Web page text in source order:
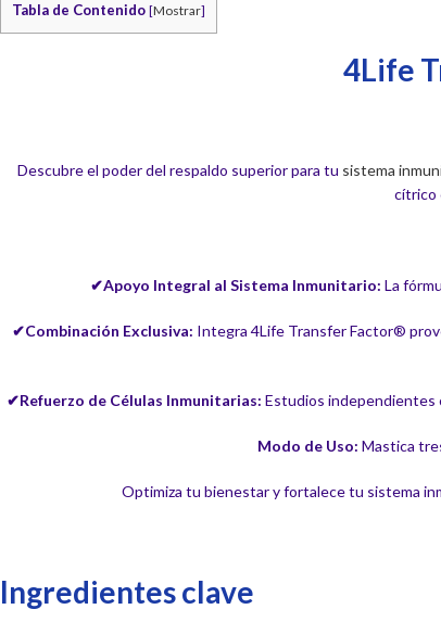
Tabla de Contenido [Mostrar]
4Life
Descubre el poder del respaldo superior para tu sistema
cítrico
✔Apoyo Integral al Sistema Inmunitario: La
✔Combinación Exclusiva: Integra 4Life Transfer Factor®
✔Refuerzo de Células Inmunitarias: Estudios independientes
Modo de Uso: Mastica
Optimiza tu bienestar y fortalece tu sistema
Ingredientes clave